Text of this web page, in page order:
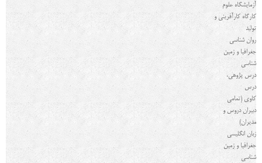
آزمايشگاه علوم
كارگاه کارآفرینی و
توليد
روان شناسی
جغرافیا و زمین
شناسی
درس پژوهی،
درس
کاوی (تمامی
دبیران دروس و
مدیران)
زبان انگلیسی
جغرافیا و زمین
شناسی